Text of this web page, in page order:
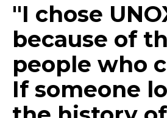
"I chose
because of
people who
If someone